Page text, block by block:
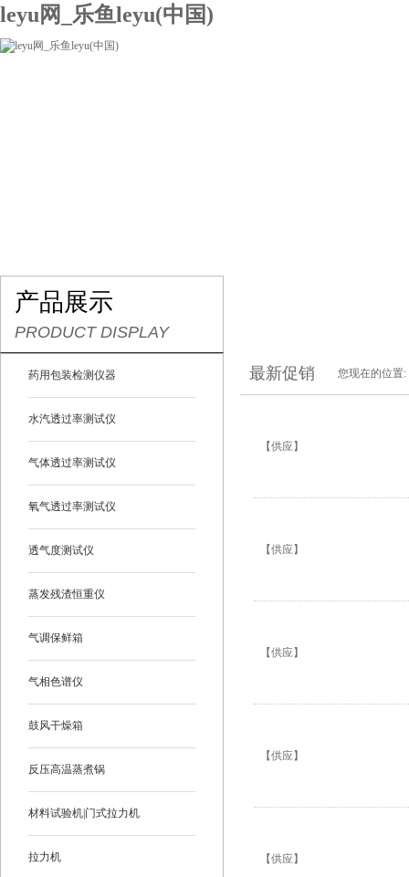
leyu网_乐鱼leyu(中国)
产品展示
PRODUCT DISPLAY
药用包装检测仪器
水汽透过率测试仪
气体透过率测试仪
氧气透过率测试仪
透气度测试仪
蒸发残渣恒重仪
气调保鲜箱
气相色谱仪
鼓风干燥箱
反压高温蒸煮锅
材料试验机|门式拉力机
拉力机
最新促销 您现在的位置:
【供应】
【供应】
【供应】
【供应】
【供应】